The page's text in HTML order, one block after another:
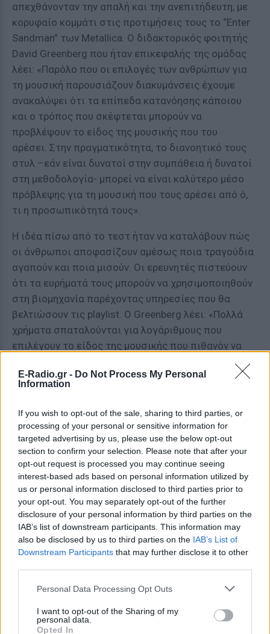
E-Radio.gr - Do Not Process My Personal
Information
If you wish to opt-out of the sale, sharing to third parties, or
processing of your personal or sensitive information for
targeted advertising by us, please use the below opt-out
section to confirm your selection. Please note that after your
opt-out request is processed you may continue seeing
interest-based ads based on personal information utilized by
us or personal information disclosed to third parties prior to
your opt-out. You may separately opt-out of the further
disclosure of your personal information by third parties on the
IAB’s list of downstream participants. This information may
also be disclosed by us to third parties on the IAB’s List of
Downstream Participants that may further disclose it to other
Personal Data Processing Opt Outs
I want to opt-out of the Sharing of my
personal data.
Opted In
απεχθάνονταν την απαλή και την ανεπιτήδευτη, με
κορυφαίο κομμάτι στις προτιμήσεις τους το “Enter
Sandman” των Metallica. Ο διδακτορικός φοιτητής
David Greenberg που ήταν επικεφαλής της ομάδας
λέει: «Παρόλο που οι επιλογές των ανθρώπων για
τη μουσική παρουσιάζουν διακυμάνσεις έχουμε
ανακαλύψει ότι τα επίπεδα κατανόησης κάποιου
και ο τρόπος που σκέφτεται μπορούν να
προβλέψουν το είδος της μουσικής που του
αρέσει. Στην πραγματικότητα, το διανοητικό τους
στυλ –εάν είναι δυνατοί στην συμπάθεια ή δυνατοί
στη μεθοδολογία- μπορεί να είναι καλύτερο μέσο
πρόβλεψης για τη μουσική που τους αρέσει από ό,
τι η προσωπικότητά τους».
Η ιδέα πίσω από το τεστ ήταν να καταλάβουν πώς
οι άνθρωποι αποφασίζουν αμέσως ποια τραγούδια
αγαπούν και ποια μισούν. Οι ερευνητές πιστεύουν
ότι τα ευρήματά τους μπορούν να χρησιμοποιηθούν
στη βιομηχανία παρέχοντας υπηρεσίες που θα
βελτιώσουν τις playlist. Ο Greenberg λέει: «Πολλά
χρήματα σπαταλούνται για λογάριθμους που
επιλέγουν το είδος της μουσικής που πιθανόν να
θέλεις να ακούσεις, για παράδειγμα στο Spotify ή
στο Apple Music. Γνωρίζοντας τον τρόπο σκέψης
μπορούσαν στο μέλλον να βρίσκουν το κατάλληλο
τραγούδι που θα προτείνουν στον κάθε χρήστη. Ο
Simon Baron-Cohen, καθηγητής ψυχοπαθολογίας
στο πανεπιστήμιο του Κέμπριτζ πρόσθεσε: «Η
έρευνα ίσως μας βοηθήσει να κατανοήσουμε και
ανθρώπους με ιδιαιτερότητες όπως ανθρώπους με
αυτισμό ή εκείνους που είναι φανατικοί στο να
ταξινομούν».
ΔΙΑΦΗΜΙΣΗ